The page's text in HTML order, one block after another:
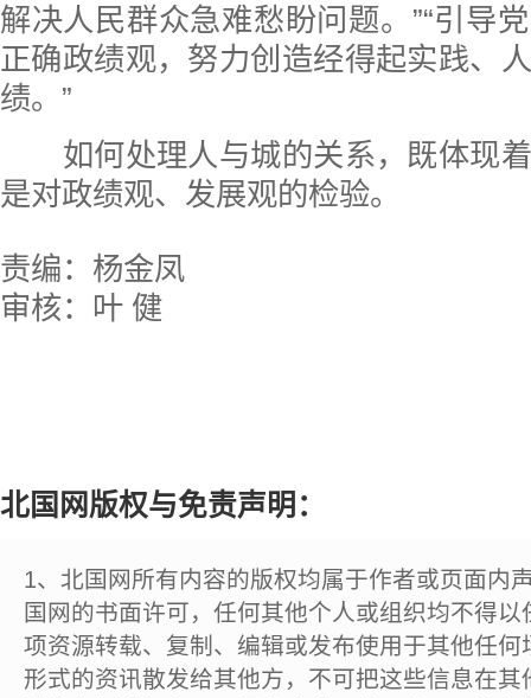
解决人民群众急难愁盼问题。”“引导
正确政绩观，努力创造经得起实践、
绩。”
如何处理人与城的关系，既体现着
是对政绩观、发展观的检验。
责编：杨金凤
审核：叶 健
北国网版权与免责声明：
1、北国网所有内容的版权均属于作者或页面内
国网的书面许可，任何其他个人或组织均不得
项资源转载、复制、编辑或发布使用于其他任
形式的资讯散发给其他方，不可把这些信息在